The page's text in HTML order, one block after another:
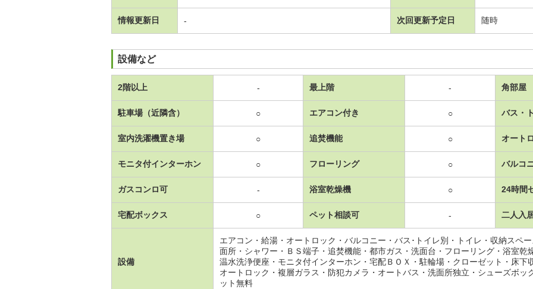
情報更新日 - 次回更新予定日 随時
設備など
2階以上 - 最上階 - 角部屋
駐車場（近隣含） ○ エアコン付き ○ バス・
室内洗濯機置き場 ○ 追焚機能 ○ オート
モニタ付インターホン ○ フローリング ○ バルコ
ガスコンロ可 - 浴室乾燥機 ○ 24時間
宅配ボックス ○ ペット相談可 - 二人入
設備
エアコン・給湯・オートロック・バルコニー・バス･トイレ別・トイレ・収納スペ
面所・シャワー・ＢＳ端子・追焚機能・都市ガス・洗面台・フローリング・浴室乾
温水洗浄便座・モニタ付インターホン・宅配ＢＯＸ・駐輪場・クローゼット・床下
オートロック・複層ガラス・防犯カメラ・オートバス・洗面所独立・シューズボッ
ット無料